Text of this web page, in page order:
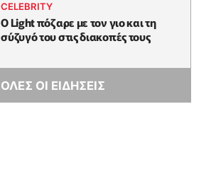
CELEBRITY
Ο Light πόζαρε με τον γιο και τη
σύζυγό του στις διακοπές τους
ΟΛΕΣ ΟΙ ΕΙΔΗΣΕΙΣ